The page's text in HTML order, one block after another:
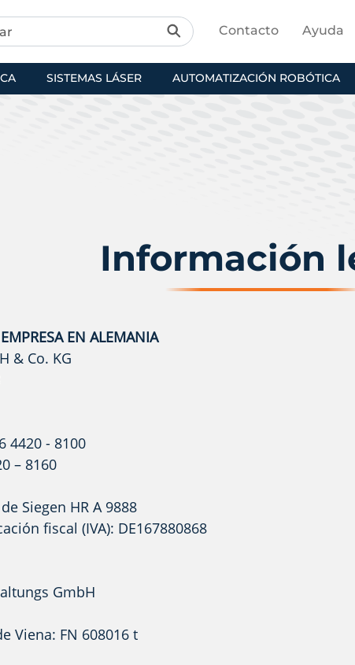
SISTEMAS LÁSER AUTOMATIZACIÓN ROBÓTICA
Contacto Ayuda
Información
EN ALEMANIA
& Co. KG
4420 - 8100
– 8160
Siegen HR A 9888
fiscal (IVA): DE167880868
GmbH
Viena: FN 608016 t